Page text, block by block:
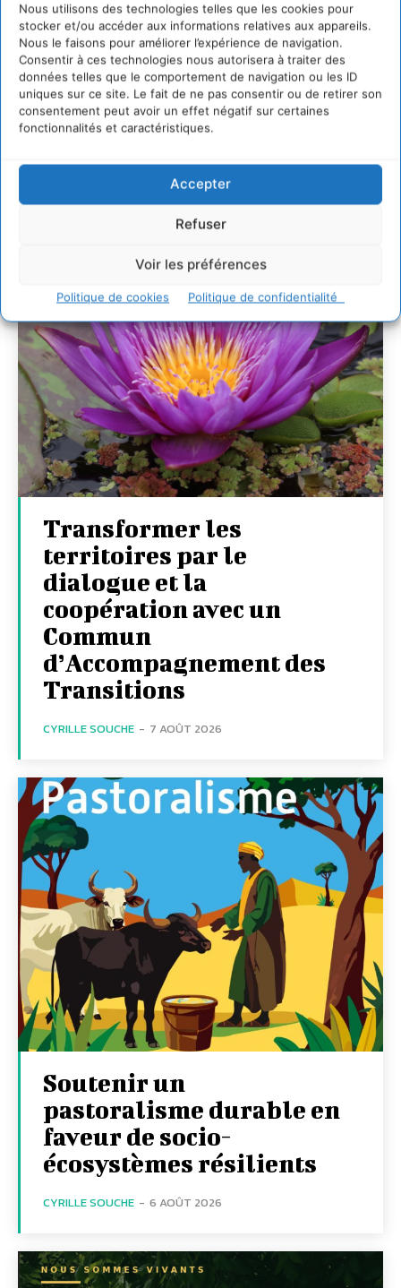
Nous utilisons des technologies telles que les cookies pour
stocker et/ou accéder aux informations relatives aux appareils.
Nous le faisons pour améliorer l’expérience de navigation.
Consentir à ces technologies nous autorisera à traiter des
données telles que le comportement de navigation ou les ID
uniques sur ce site. Le fait de ne pas consentir ou de retirer son
consentement peut avoir un effet négatif sur certaines
fonctionnalités et caractéristiques.
Accepter
Refuser
Voir les préférences
Politique de cookies Politique de confidentialité
Un kit citoyen pour lever les freins au
développement des forêts comestibles dans nos
villes
29 juillet 2026
L’éco-anxiété informe et l’éco-lucidité transforme
28 juillet 2026
7 indicateurs pour des villes résilientes et durables,
Transformer les
territoires par le
dialogue et la
coopération avec un
Commun
d’Accompagnement des
Transitions
CYRILLE SOUCHE - 7 AOÛT 2026
Soutenir un
pastoralisme durable en
faveur de socio-
écosystèmes résilients
CYRILLE SOUCHE - 6 AOÛT 2026